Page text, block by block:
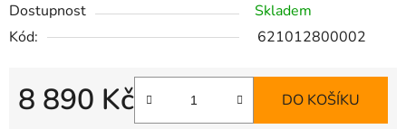
Dostupnost
Skladem
Kód:
621012800002
8 890 Kč DO KOŠÍKU